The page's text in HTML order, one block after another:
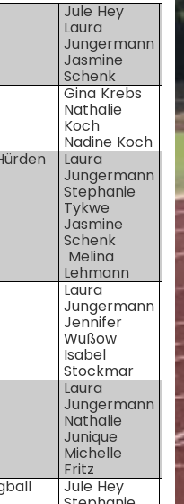
Jule Hey
Laura
Jungermann
Jasmine
Schenk
95
Gina Krebs
Nathalie
Koch
Nadine Koch
95
95
Laura
Jungermann
Stephanie
Tykwe
Jasmine
Schenk
Melina
Lehmann
Laura
Jungermann
Jennifer
Wußow
Isabel
Stockmar
94
95
Laura
Jungermann
Nathalie
Junique
Michelle
Fritz
94
Jule Hey